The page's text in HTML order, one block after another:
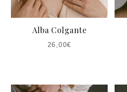
Alba Colgante
26,00€